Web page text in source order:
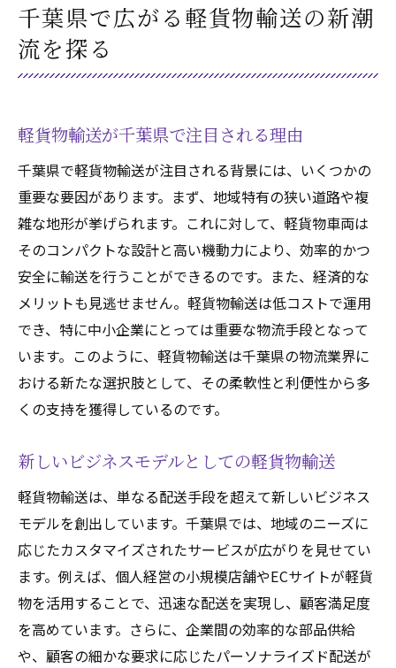
軽貨物による物流の効率化とその影響
軽貨物車両が千葉県の物流業界に与える変革
軽貨物車両がもたらす物流速度の向上
革新的な軽貨物技術の導入事例
千葉県での軽貨物による業務効率化
物流業界の未来を見据えた軽貨物の役割
都市部と農村部を繋ぐ軽貨物の魅力
都市と農村の物流を円滑にする軽貨物
地域間の距離を縮める軽貨物輸送の力
軽貨物による地方経済への貢献
農村部での軽貨物利用の現状と課題
都市部物流の効率化における軽貨物の役割
都市と農村を結ぶ新たな物流ネットワーク
エコフレンドリーな軽貨物車両の導入
軽貨物輸送における環境負荷軽減の取り組
み
持続可能な物流モデルとしての軽貨物
環境保護を意識した軽貨物の活用事例
軽貨物によるCO2削減の実績と課題
千葉県で広がる軽貨物輸送の新潮
流を探る
軽貨物輸送が千葉県で注目される理由
千葉県で軽貨物輸送が注目される背景には、いくつかの
重要な要因があります。まず、地域特有の狭い道路や複
雑な地形が挙げられます。これに対して、軽貨物車両は
そのコンパクトな設計と高い機動力により、効率的かつ
安全に輸送を行うことができるのです。また、経済的な
メリットも見逃せません。軽貨物輸送は低コストで運用
でき、特に中小企業にとっては重要な物流手段となって
います。このように、軽貨物輸送は千葉県の物流業界に
おける新たな選択肢として、その柔軟性と利便性から多
くの支持を獲得しているのです。
新しいビジネスモデルとしての軽貨物輸送
軽貨物輸送は、単なる配送手段を超えて新しいビジネス
モデルを創出しています。千葉県では、地域のニーズに
応じたカスタマイズされたサービスが広がりを見せてい
ます。例えば、個人経営の小規模店舗やECサイトが軽貨
物を活用することで、迅速な配送を実現し、顧客満足度
を高めています。さらに、企業間の効率的な部品供給
や、顧客の細かな要求に応じたパーソナライズド配送が